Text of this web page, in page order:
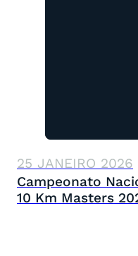
25 JANEIRO 2026
Campeonato
10 Km Masters